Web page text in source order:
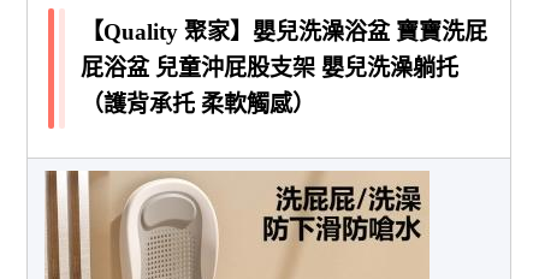
【Quality 聚家】嬰兒洗澡浴盆 寶寶洗屁
屁浴盆 兒童沖屁股支架 嬰兒洗澡躺托
（護背承托 柔軟觸感）